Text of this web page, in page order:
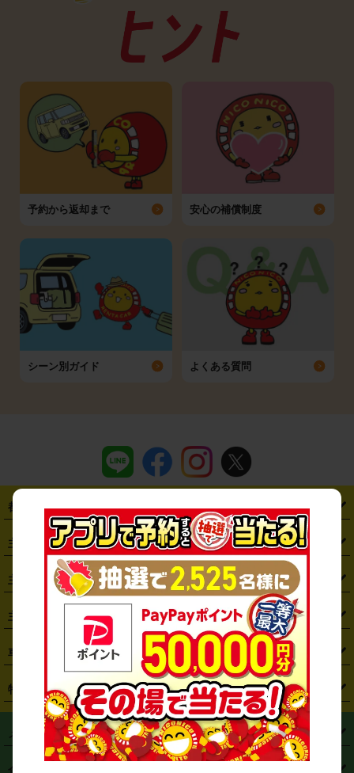
予約から返却まで 安心の補償制度
シーン別ガイド よくある質問
都道府県から探す
・ 北海道 ・青森県 ・岩手県 ・宮城県 ・秋田県 ・山形県
・東京都 ・神奈川県 ・埼玉県 ・千葉県 ・茨城県
・ 栃木県 ・群馬県 ・山梨県 ・愛知県 ・静岡県 ・岐阜県
・ 新潟県 富山県 ・石川県 ・福井県 ・大阪府
京都府 滋賀県 ・和歌山県 ・ 奈良県 ・三重県
・島根県 ・岡山県 ・広島県 ・山口県 ・徳島県
香川県 ・愛媛県 ・高知県 ・福岡県 ・佐賀県 ・長崎県
熊本県 ・大分県 ・宮崎県 ・鹿児島県 ・沖縄県
主要駅から探す
・ 札幌駅 ・仙台駅 ・新宿駅 ・池袋駅 ・渋谷駅 ・東京駅
・川崎駅 ・大宮駅 ・西船橋駅 ・柏駅 ・名古屋駅
・ 難波駅 三宮駅 京都駅 ・ 広島駅 ・博多駅
・ 那覇空港駅
主要空港から探す
・ 新千歳空港 仙台空港
・羽田空港
・ 中部国際空港セントレア ・ 関西国際空港
・ 大阪国際空港（伊丹空港） ・神戸空港
・ 岡山空港 ・徳島空港
・ 福岡空港 ・鹿児島空港
・
主要都市から探す
・ 仙台市
・さいたま市
・ 横浜市 ・川崎市
相模原市 ・新潟市
静岡市 ・浜松市
車種から探す
・コンパクトカー ・ステーションワゴン・セダン
ミニバン・ワンボックス ・ 高級ミニバン・ワンボックス
・ 軽トラック・商用バン
トラック・バン (タウンエースバン、ライトエースバン等)
特徴から探す
ハイブリッド ・宅配レンタカー ・ETCカードレンタル
・ 長期レンタル ・深夜時間帯レンタル ・免責補償プラス
メニュー
トップページ ・はじめての方へ ・ご利用案内
企業情報